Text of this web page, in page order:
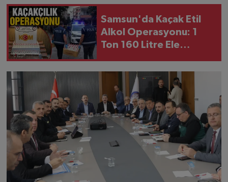
Samsun'da Kaçak Etil
Alkol Operasyonu: 1
Ton 160 Litre Ele